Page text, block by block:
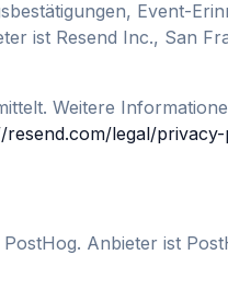
Event-
ist Resend Inc., San
Weitere
resend.com/legal/
Anbieter ist